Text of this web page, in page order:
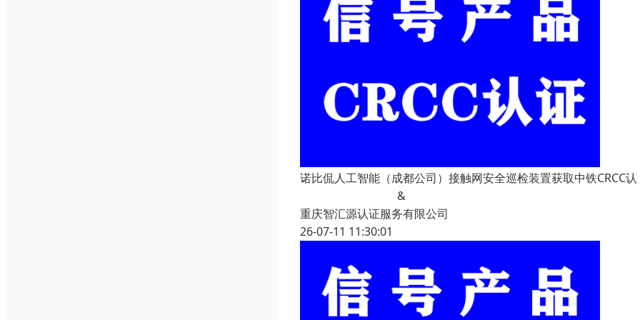
诺比侃人工智能（成都公司）接触网安全巡检装置获取中铁CRCC认
&
重庆智汇源认证服务有限公司
26-07-11 11:30:01